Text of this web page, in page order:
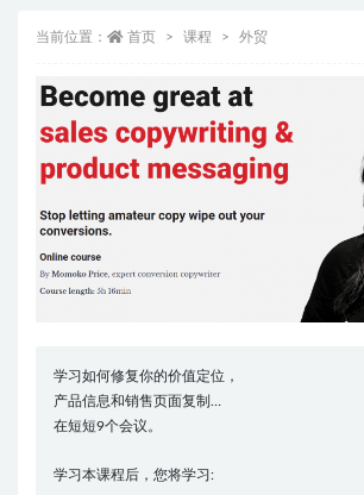
当前位置： 首页 课程 外贸
学习如何修复你的价值定位，
产品信息和销售页面复制…
在短短9个会议。
学习本课程后，您将学习: